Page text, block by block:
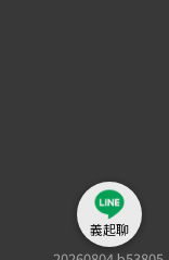
義起聊